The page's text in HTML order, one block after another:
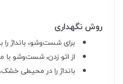
روش نگهداری
برای شست‌وشو، بانداژ
از اتو زدن، شست‌وشو
بانداژ را در محیطی